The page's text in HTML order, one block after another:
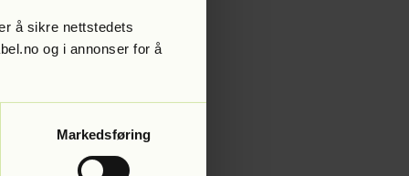
å sikre nettstedets
og i annonser for å
Markedsføring